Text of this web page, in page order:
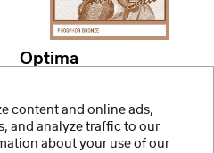
Optima
content and online ads,
and analyze traffic to our
about your use of our